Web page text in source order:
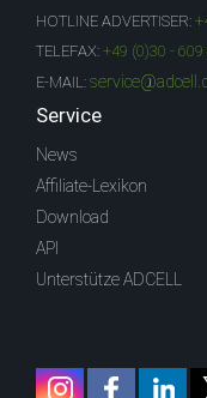
HOTLINE ADVERTISER:
TELEFAX: +49 (0)30 - 609
E-MAIL:
Service
News
Affiliate-Lexikon
Download
API
Unterstütze ADCELL